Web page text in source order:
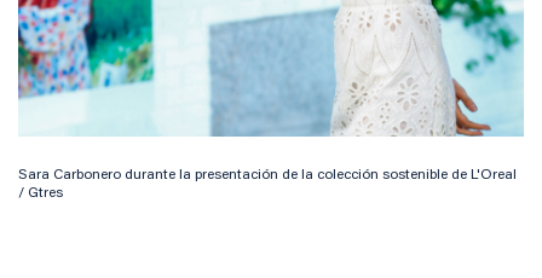
Sara Carbonero durante la presentación de la colección sostenible de L'Oreal
/ Gtres